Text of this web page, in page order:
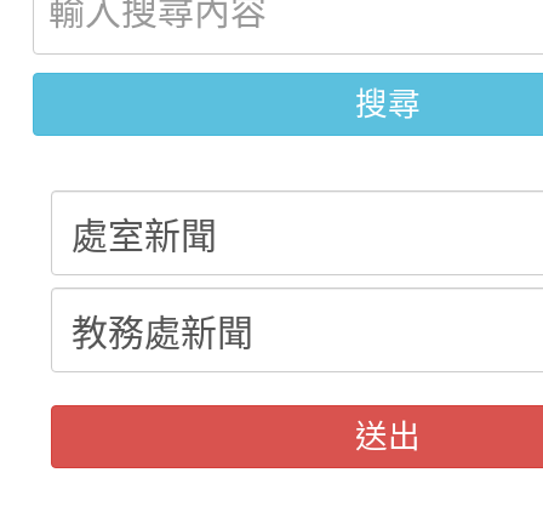
畫影片一案
劇比賽實施要點」及修
轉知：桃園市115年度
敬師藝文競賽』實施計
【甄選結果(第11招)】
結果(第11招)
學年度第1學期第9次代
結果(第3招)
搜尋
送出